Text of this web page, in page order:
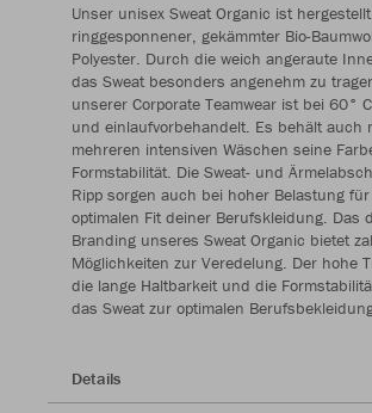
Unser unisex Sweat Organic ist
ringgesponnener, gekämmter Bio-
Polyester. Durch die weich angeraute
das Sweat besonders angenehm zu
unserer Corporate Teamwear ist bei 60°
und einlaufvorbehandelt. Es behält auch
mehreren intensiven Wäschen seine
Formstabilität. Die Sweat- und
Ripp sorgen auch bei hoher Belastung
optimalen Fit deiner Berufskleidung. Das
Branding unseres Sweat Organic bietet
Möglichkeiten zur Veredelung. Der hohe
die lange Haltbarkeit und die
das Sweat zur optimalen
Details